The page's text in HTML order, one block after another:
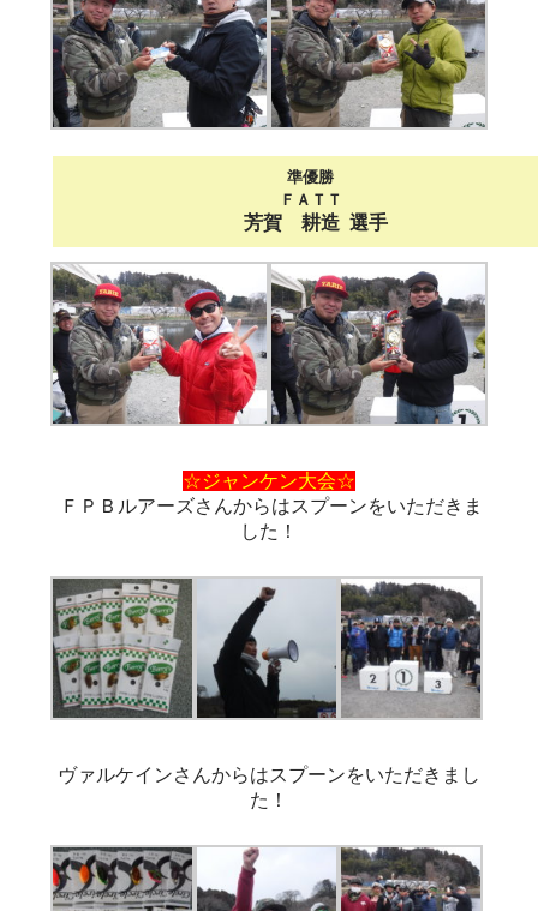
準優勝
ＦＡＴＴ
芳賀 耕造 選手
☆ジャンケン大会☆
ＦＰＢルアーズさんからはスプーンをいただきま
した！
ヴァルケインさんからはスプーンをいただきまし
た！